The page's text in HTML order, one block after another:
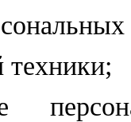
техники;